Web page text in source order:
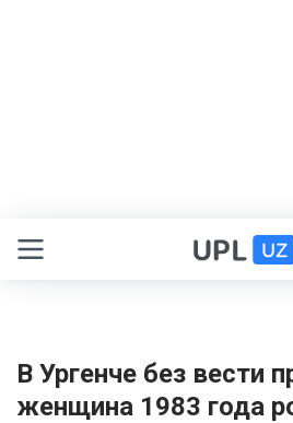
В Ургенче без вести
женщина 1983 года